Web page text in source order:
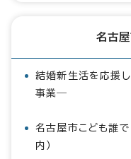
名古
結婚新生活を応援
事業―
名古屋市こども誰
内）